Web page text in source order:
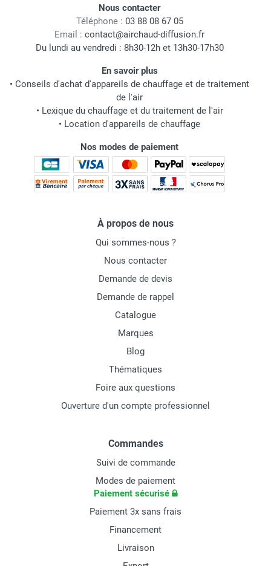
Nous contacter
Téléphone : 03 88 08 67 05
Email : contact@airchaud-diffusion.fr
Du lundi au vendredi : 8h30-12h et 13h30-17h30
En savoir plus
• Conseils d'achat d'appareils de chauffage et de traitement
de l'air
• Lexique du chauffage et du traitement de l'air
• Location d'appareils de chauffage
Nos modes de paiement
À propos de nous
Qui sommes-nous ?
Nous contacter
Demande de devis
Demande de rappel
Catalogue
Marques
Blog
Thématiques
Foire aux questions
Ouverture d'un compte professionnel
Commandes
Suivi de commande
Modes de paiement
Paiement sécurisé
Paiement 3x sans frais
Financement
Livraison